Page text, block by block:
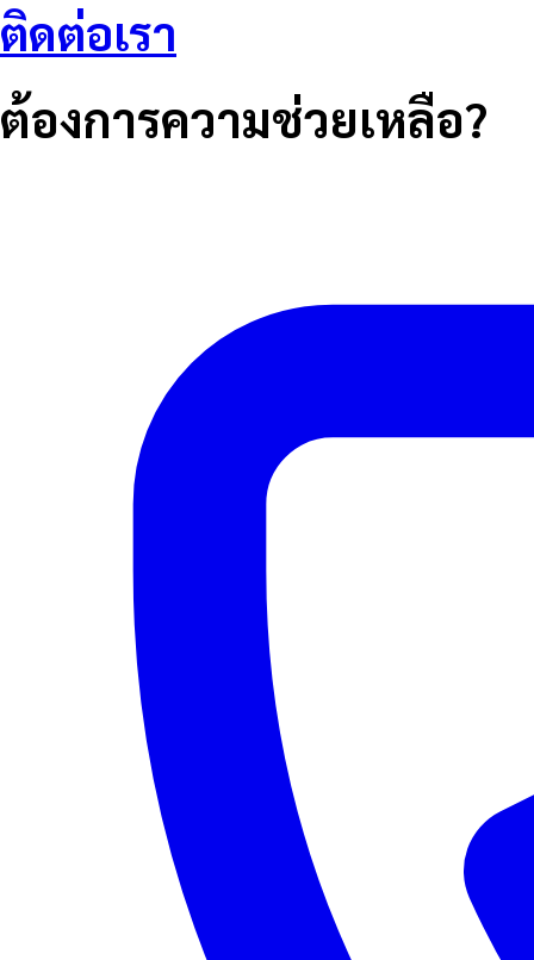
ติดต่อเรา
ต้องการความช่วยเหลือ?